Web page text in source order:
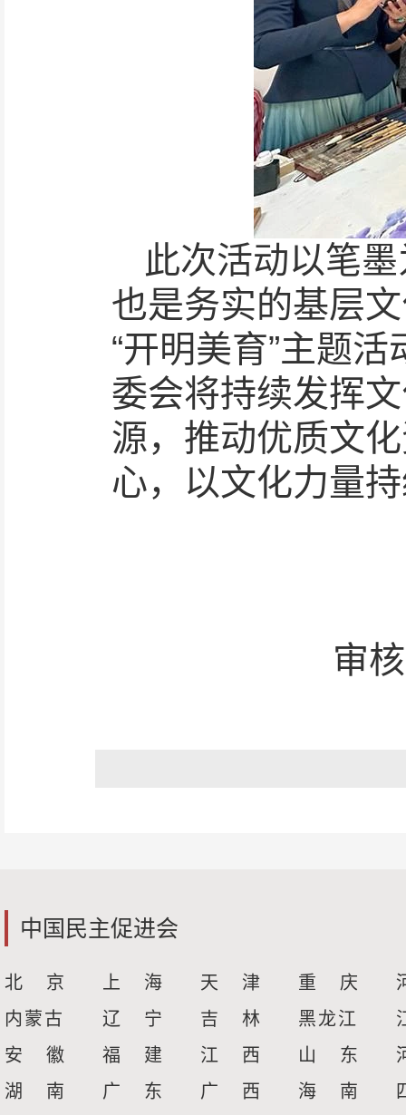
此次活动以笔
也是务实的基层
“开明美育”主题
委会将持续发挥
源，推动优质文
心，以文化力量
审
中国民主促进会
北 京 上 海 天 津 重 庆
内蒙古
辽 宁 吉 林 黑龙江
安 徽
福 建 江 西 山 东
湖 南
广 东 广 西 海 南